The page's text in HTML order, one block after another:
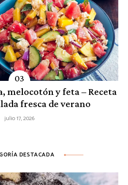
melocotón y feta – Receta
fresca de verano
julio 17, 2026
DESTACADA